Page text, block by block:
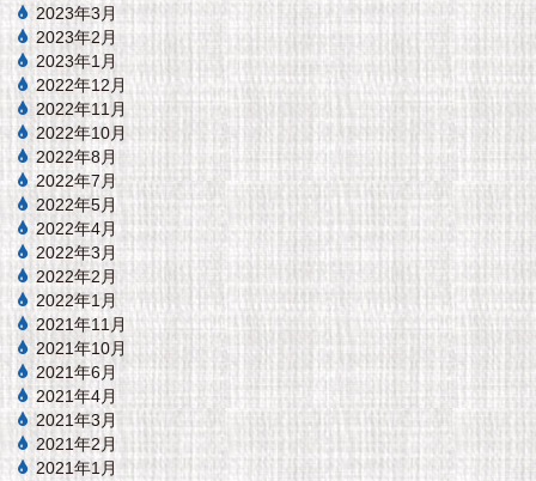
2023年3月
2023年2月
2023年1月
2022年12月
2022年11月
2022年10月
2022年8月
2022年7月
2022年5月
2022年4月
2022年3月
2022年2月
2022年1月
2021年11月
2021年10月
2021年6月
2021年4月
2021年3月
2021年2月
2021年1月